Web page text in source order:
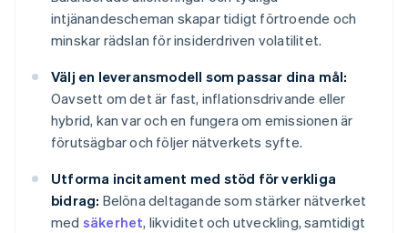
intjänandescheman skapar tidigt förtroende och
minskar rädslan för insiderdriven volatilitet.
Välj en leveransmodell som passar dina mål:
Oavsett om det är fast, inflationsdrivande eller
hybrid, kan var och en fungera om emissionen är
förutsägbar och följer nätverkets syfte.
Utforma incitament med stöd för verkliga
bidrag: Belöna deltagande som stärker nätverket
med säkerhet, likviditet och utveckling, samtidigt